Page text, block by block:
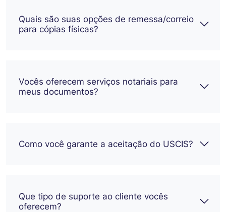
Quais são suas opções de remessa/correio
para cópias físicas?
Vocês oferecem serviços notariais para
meus documentos?
Como você garante a aceitação do USCIS?
Que tipo de suporte ao cliente vocês
oferecem?